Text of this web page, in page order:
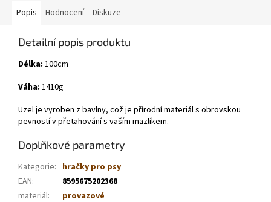
Popis Hodnocení Diskuze
Detailní popis produktu
Délka: 100cm
Váha: 1410g
Uzel je vyroben z bavlny, což je přírodní materiál s obrovskou
pevností v přetahování s vaším mazlíkem.
Doplňkové parametry
Kategorie: hračky pro psy
EAN:
8595675202368
materiál:
provazové